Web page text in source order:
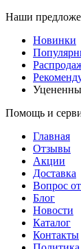
Наши
Новинки
Помощь и
Главная
Отзывы
Акции
Доставка
Вопрос
Блог
Новости
Каталог
Контакты